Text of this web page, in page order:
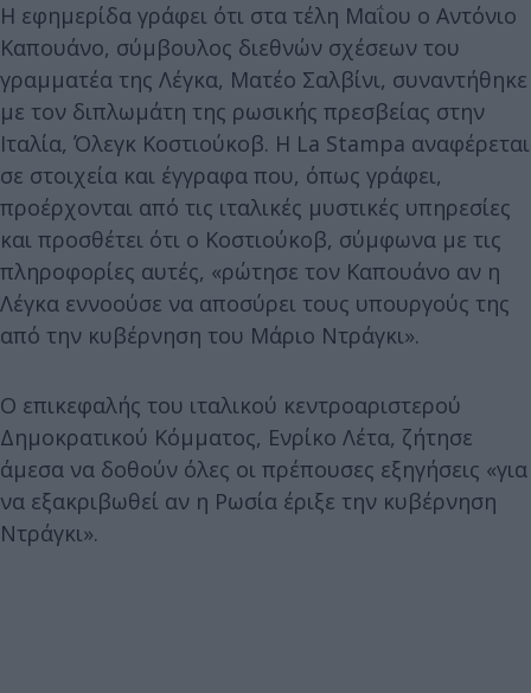
Η εφημερίδα γράφει ότι στα τέλη Μαΐου ο Αντόνιο
Καπουάνο, σύμβουλος διεθνών σχέσεων του
γραμματέα της Λέγκα, Ματέο Σαλβίνι, συναντήθηκε
με τον διπλωμάτη της ρωσικής πρεσβείας στην
Ιταλία, Όλεγκ Κοστιούκοβ. Η La Stampa αναφέρεται
σε στοιχεία και έγγραφα που, όπως γράφει,
προέρχονται από τις ιταλικές μυστικές υπηρεσίες
και προσθέτει ότι ο Κοστιούκοβ, σύμφωνα με τις
πληροφορίες αυτές, «ρώτησε τον Καπουάνο αν η
Λέγκα εννοούσε να αποσύρει τους υπουργούς της
από την κυβέρνηση του Μάριο Ντράγκι».
Ο επικεφαλής του ιταλικού κεντροαριστερού
Δημοκρατικού Κόμματος, Ενρίκο Λέτα, ζήτησε
άμεσα να δοθούν όλες οι πρέπουσες εξηγήσεις «για
να εξακριβωθεί αν η Ρωσία έριξε την κυβέρνηση
Ντράγκι».